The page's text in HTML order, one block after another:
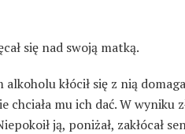
się nad swoją matką.
kłócił się z nią
mu ich dać. W wyniku
ją, poniżał, zakłócał